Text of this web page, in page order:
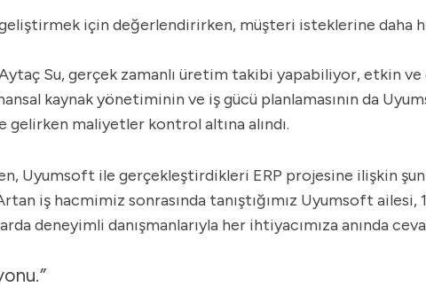
için değerlendirirken, müşteri isteklerine daha
Su, gerçek zamanlı üretim takibi yapabiliyor, etkin ve
kaynak yönetiminin ve iş gücü planlamasının da
maliyetler kontrol altına alındı.
Uyumsoft ile gerçekleştirdikleri ERP projesine ilişkin
iş hacmimiz sonrasında tanıştığımız Uyumsoft ailesi,
deneyimli danışmanlarıyla her ihtiyacımıza anında
”